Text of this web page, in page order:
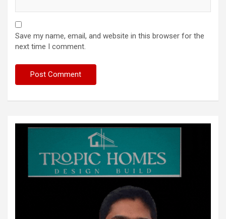
Save my name, email, and website in this browser for the
next time I comment.